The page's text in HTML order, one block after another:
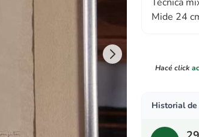
Mide 24
Hacé click
Historial